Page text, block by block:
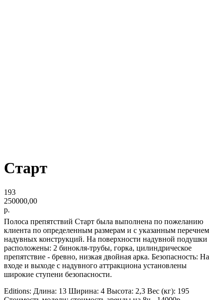
Старт
193
250000,00
р.
Полоса препятствий Старт была выполнена по пожеланию
клиента по определенным размерам и с указанным перечнем
надувных конструкций. На поверхности надувной подушки
расположены: 2 бинокля-трубы, горка, цилиндрическое
препятствие - бревно, низкая двойная арка. Безопасность: На
входе и выходе с надувного аттракциона установлены
широкие ступени безопасности.
Editions: Длина: 13 Ширина: 4 Высота: 2,3 Вес (кг): 195